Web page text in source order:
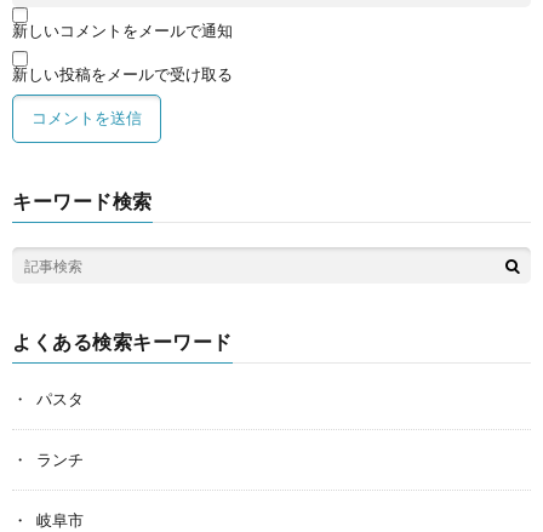
新しいコメントをメールで通知
新しい投稿をメールで受け取る
キーワード検索
よくある検索キーワード
パスタ
ランチ
岐阜市